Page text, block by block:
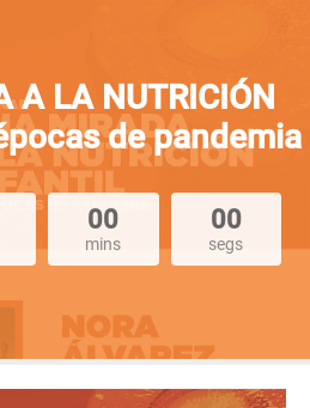
A LA NUTRICIÓN
de pandemia
00
mins
00
segs